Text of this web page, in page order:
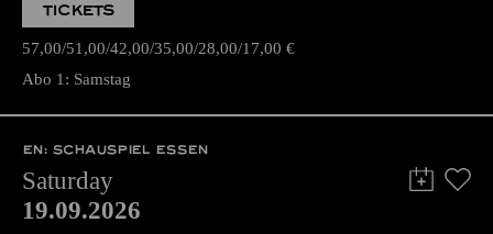
TICKETS
57,00 51,00 42,00 35,00 28,00 17,00 €
Abo 1: Samstag
EN: SCHAUSPIEL ESSEN
Saturday
19.09.2026